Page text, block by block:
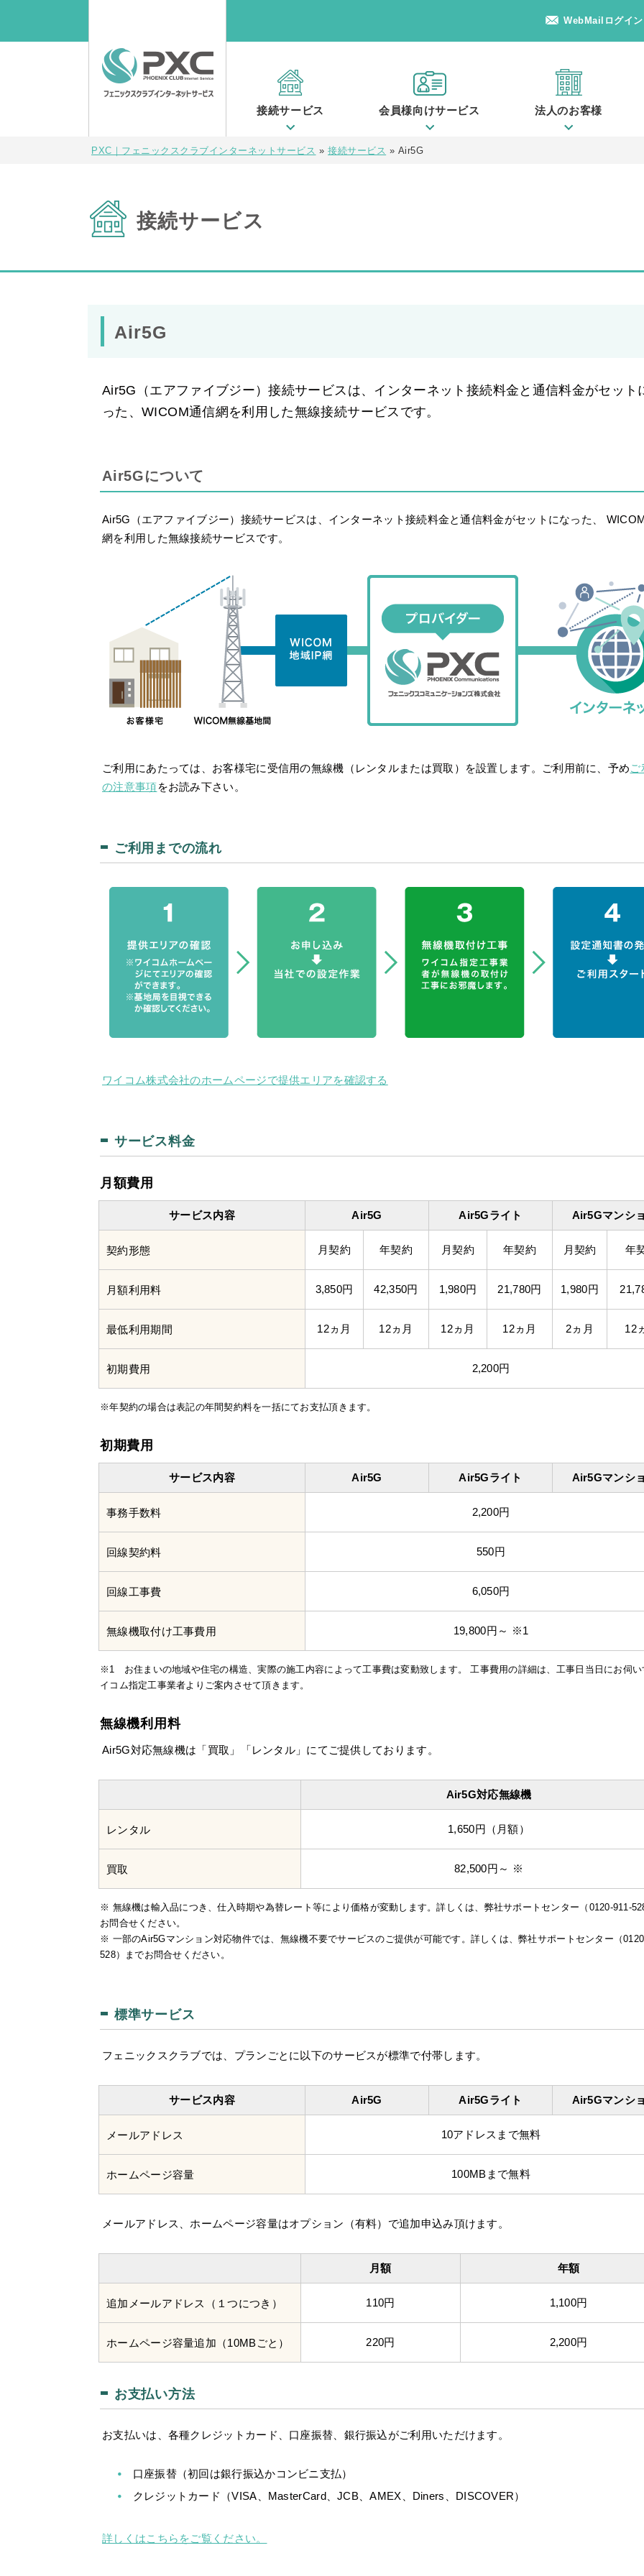
接続サービス 会員様向けサービス 法人のお客様
WebMailログイン
PXC｜フェニックスクラブインターネットサービス »接続サービス » Air5G
接続サービス
Air5G
Air5G（エアファイブジー）接続サービスは、インターネット接続料金と通信料金がセット
った、WICOM通信網を利用した無線接続サービスです。
Air5Gについて
Air5G（エアファイブジー）接続サービスは、インターネット接続料金と通信料金がセットになった、
網を利用した無線接続サービスです。
ご利用にあたっては、お客様宅に受信用の無線機（レンタルまたは買取）を設置します。ご利用前に、予めご
の注意事項をお読み下さい。
ご利用までの流れ
ワイコム株式会社のホームページで提供エリアを確認する
サービス料金
月額費用
サービス内容 Air5G Air5Gライト Air5Gマンシ
契約形態 月契約 年契約 月契約 年契約 月契約 年
月額利用料 3,850円 42,350円 1,980円 21,780円 1,980円
最低利用期間 12ヵ月 12ヵ月 12ヵ月 12ヵ月 2ヵ月 12
初期費用 2,200円
※年契約の場合は表記の年間契約料を一括にてお支払頂きます。
初期費用
サービス内容 Air5G Air5Gライト Air5Gマンシ
事務手数料 2,200円
回線契約料 550円
回線工事費 6,050円
無線機取付け工事費用 19,800円～ ※1
※1 お住まいの地域や住宅の構造、実際の施工内容によって工事費は変動致します。 工事費用の詳細は、工事日当日にお伺い
イコム指定工事業者よりご案内させて頂きます。
無線機利用料
Air5G対応無線機は「買取」「レンタル」にてご提供しております。
Air5G対応無線機
レンタル 1,650円（月額）
買取 82,500円～ ※
※ 無線機は輸入品につき、仕入時期や為替レート等により価格が変動します。詳しくは、弊社サポートセンター（0120-911-
お問合せください。
※ 一部のAir5Gマンション対応物件では、無線機不要でサービスのご提供が可能です。詳しくは、弊社サポートセンター（
528）までお問合せください。
標準サービス
フェニックスクラブでは、プランごとに以下のサービスが標準で付帯します。
サービス内容 Air5G Air5Gライト Air5Gマンシ
メールアドレス 10アドレスまで無料
ホームページ容量 100MBまで無料
メールアドレス、ホームページ容量はオプション（有料）で追加申込み頂けます。
月額 年額
追加メールアドレス（１つにつき） 110円 1,100円
ホームページ容量追加（10MBごと） 220円 2,200円
お支払い方法
お支払いは、各種クレジットカード、口座振替、銀行振込がご利用いただけます。
口座振替（初回は銀行振込かコンビニ支払）
クレジットカード（VISA、MasterCard、JCB、AMEX、Diners、DISCOVER）
詳しくはこちらをご覧ください。